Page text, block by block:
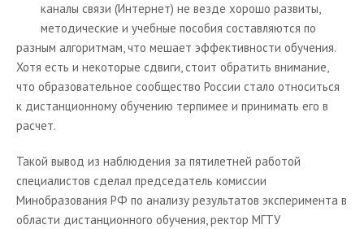
каналы связи (Интернет) не везде хорошо развиты,
методические и учебные пособия составляются по
разным алгоритмам, что мешает эффективности обучения.
Хотя есть и некоторые сдвиги, стоит обратить внимание,
что образовательное сообщество России стало относиться
к дистанционному обучению терпимее и принимать его в
расчет.
Такой вывод из наблюдения за пятилетней работой
специалистов сделал председатель комиссии
Минобразования РФ по анализу результатов эксперимента в
области дистанционного обучения, ректор МГТУ